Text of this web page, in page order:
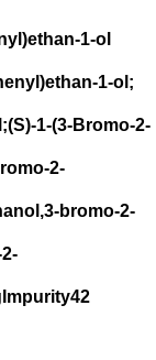
1-ol
1-ol;
1-(3-Bromo-2-
2-
bromo-2-